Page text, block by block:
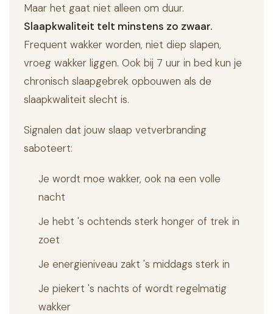
Maar het gaat niet alleen om duur.
Slaapkwaliteit telt minstens zo zwaar.
Frequent wakker worden, niet diep slapen,
vroeg wakker liggen. Ook bij 7 uur in bed kun je
chronisch slaapgebrek opbouwen als de
slaapkwaliteit slecht is.
Signalen dat jouw slaap vetverbranding
saboteert:
Je wordt moe wakker, ook na een volle
nacht
Je hebt 's ochtends sterk honger of trek in
zoet
Je energieniveau zakt 's middags sterk in
Je piekert 's nachts of wordt regelmatig
wakker